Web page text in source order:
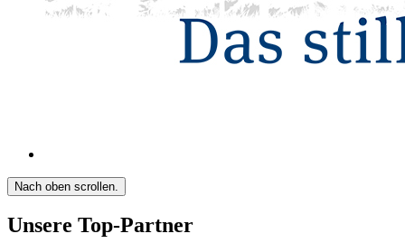
Nach oben scrollen.
Unsere Top-Partner